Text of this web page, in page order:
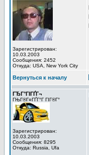
Зарегистрирован:
10.03.2003
Сообщения: 2452
Откуда: USA, New York City
Вернуться к началу
ГЂГ°ГІГҐГ¬
ГЊГ®Г¤ГҐГ°Г ГІГ®Г°
Зарегистрирован:
10.03.2003
Сообщения: 8295
Откуда: Russia, Ufa